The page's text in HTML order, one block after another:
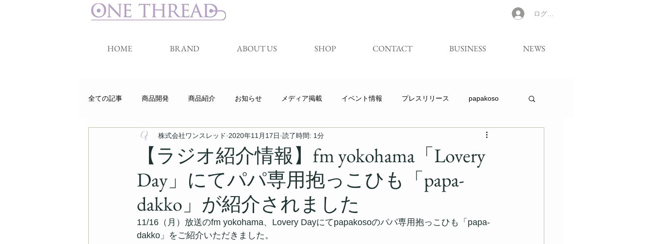
ログイン
HOME BRAND ABOUT US SHOP CONTACT BUSINESS NEWS
全ての記事 商品開発 商品紹介 お知らせ メディア掲載 イベント情報 プレスリリース papakoso
クラウドファンディング キャンペーン 展示会
【ラジオ紹介情報】fm yokohama「Lovery
Day」にてパパ専用抱っこひも「papa-
dakko」が紹介されました
株式会社ワンスレッド 2020年11月17日 読了時間: 1分
11/16（月）放送のfm yokohama、Lovery Dayにてpapakosoのパパ専用抱っこひも「papa-
dakko」をご紹介いただきました。